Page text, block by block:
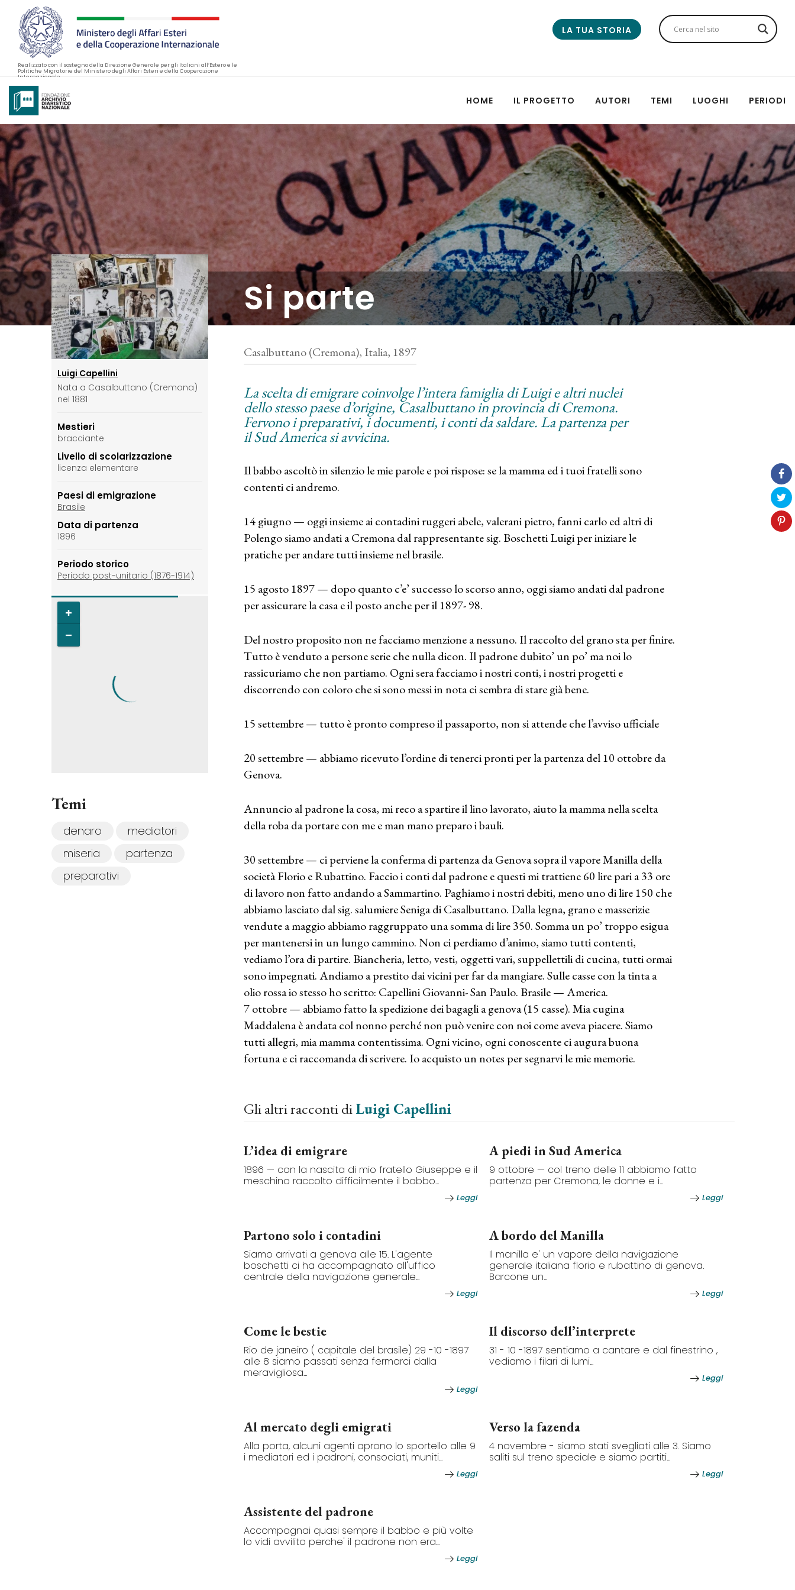
Realizzato con il sostegno della Direzione Generale per gli Italiani all’Estero e le
Politiche Migratorie del Ministero degli Affari Esteri e della Cooperazione
Internazionale
LA TUA STORIA
HOME IL PROGETTO AUTORI TEMI LUOGHI PERIODI
Si parte
Luigi Capellini
Nata a Casalbuttano (Cremona)
nel 1881
Mestieri
bracciante
Livello di scolarizzazione
licenza elementare
Paesi di emigrazione
Brasile
Data di partenza
1896
Periodo storico
Periodo post-unitario (1876-1914)
Temi
denaro
mediatori
miseria
partenza
preparativi
Casalbuttano (Cremona), Italia, 1897
La scelta di emigrare coinvolge l’intera famiglia di Luigi e altri nuclei
dello stesso paese d’origine, Casalbuttano in provincia di Cremona.
Fervono i preparativi, i documenti, i conti da saldare. La partenza per
il Sud America si avvicina.
Il babbo ascoltò in silenzio le mie parole e poi rispose: se la mamma ed i tuoi fratelli sono
contenti ci andremo.
14 giugno — oggi insieme ai contadini ruggeri abele, valerani pietro, fanni carlo ed altri di
Polengo siamo andati a Cremona dal rappresentante sig. Boschetti Luigi per iniziare le
pratiche per andare tutti insieme nel brasile.
15 agosto 1897 — dopo quanto c’e’ successo lo scorso anno, oggi siamo andati dal padrone
per assicurare la casa e il posto anche per il 1897- 98.
Del nostro proposito non ne facciamo menzione a nessuno. Il raccolto del grano sta per finire.
Tutto è venduto a persone serie che nulla dicon. Il padrone dubito’ un po’ ma noi lo
rassicuriamo che non partiamo. Ogni sera facciamo i nostri conti, i nostri progetti e
discorrendo con coloro che si sono messi in nota ci sembra di stare già bene.
15 settembre — tutto è pronto compreso il passaporto, non si attende che l’avviso ufficiale
20 settembre — abbiamo ricevuto l’ordine di tenerci pronti per la partenza del 10 ottobre da
Genova.
Annuncio al padrone la cosa, mi reco a spartire il lino lavorato, aiuto la mamma nella scelta
della roba da portare con me e man mano preparo i bauli.
30 settembre — ci perviene la conferma di partenza da Genova sopra il vapore Manilla della
società Florio e Rubattino. Faccio i conti dal padrone e questi mi trattiene 60 lire pari a 33 ore
di lavoro non fatto andando a Sammartino. Paghiamo i nostri debiti, meno uno di lire 150 che
abbiamo lasciato dal sig. salumiere Seniga di Casalbuttano. Dalla legna, grano e masserizie
vendute a maggio abbiamo raggruppato una somma di lire 350. Somma un po’ troppo esigua
per mantenersi in un lungo cammino. Non ci perdiamo d’animo, siamo tutti contenti,
vediamo l’ora di partire. Biancheria, letto, vesti, oggetti vari, suppellettili di cucina, tutti ormai
sono impegnati. Andiamo a prestito dai vicini per far da mangiare. Sulle casse con la tinta a
olio rossa io stesso ho scritto: Capellini Giovanni- San Paulo. Brasile — America.
7 ottobre — abbiamo fatto la spedizione dei bagagli a genova (15 casse). Mia cugina
Maddalena è andata col nonno perché non può venire con noi come aveva piacere. Siamo
tutti allegri, mia mamma contentissima. Ogni vicino, ogni conoscente ci augura buona
fortuna e ci raccomanda di scrivere. Io acquisto un notes per segnarvi le mie memorie.
Gli altri racconti diLuigi Capellini
L’idea di emigrare
1896 — con la nascita di mio fratello Giuseppe e il
meschino raccolto difficilmente il babbo...
Leggi
A piedi in Sud America
9 ottobre — col treno delle 11 abbiamo fatto
partenza per Cremona, le donne e i...
Leggi
Partono solo i contadini
Siamo arrivati a genova alle 15. L'agente
boschetti ci ha accompagnato all'uffico
centrale della navigazione generale...
Leggi
A bordo del Manilla
Il manilla e' un vapore della navigazione
generale italiana florio e rubattino di genova.
Barcone un...
Leggi
Come le bestie
Rio de janeiro ( capitale del brasile) 29 -10 -1897
alle 8 siamo passati senza fermarci dalla
meravigliosa...
Leggi
Il discorso dell’interprete
31 - 10 -1897 sentiamo a cantare e dal finestrino ,
vediamo i filari di lumi...
Leggi
Al mercato degli emigrati
Alla porta, alcuni agenti aprono lo sportello alle 9
i mediatori ed i padroni, consociati, muniti...
Leggi
Verso la fazenda
4 novembre - siamo stati svegliati alle 3. Siamo
saliti sul treno speciale e siamo partiti...
Leggi
Assistente del padrone
Accompagnai quasi sempre il babbo e più volte
lo vidi avvilito perche' il padrone non era...
Leggi